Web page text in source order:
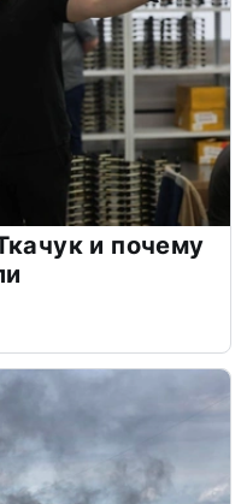
и почему